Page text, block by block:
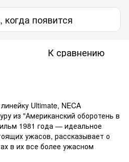
появится
К сравнению
Ultimate, NECA
из "Американский оборотень в
1981 года — идеальное
ужасов, рассказывает о
в их все более ужасном